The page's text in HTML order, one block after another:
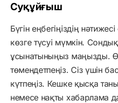
Суқұйғыш
Бүгін еңбегіңіздің
көзге түсуі мүмкін.
ұсынатыныңыз маңызды. Өз
төмендетпеңіз. Сіз үшін
күтпеңіз. Кешке қысқа
немесе нақты хабарлама